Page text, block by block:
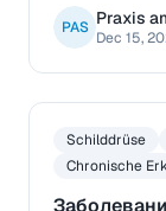
наблюдении
пациенты
жизнь.
PAS Praxis
Dec 15,
Schilddrüse
Chronische